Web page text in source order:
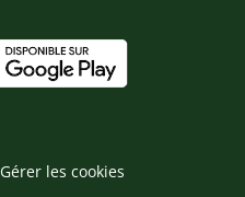
Gérer les cookies